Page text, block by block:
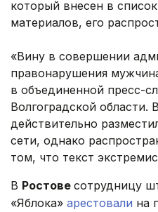
который внесен в
материалов, его
«Вину в совершении
правонарушения
в объединенной пресс-
Волгоградской области.
действительно
сети, однако
том, что текст
В Ростове сотрудницу
«Яблока» арестовали на